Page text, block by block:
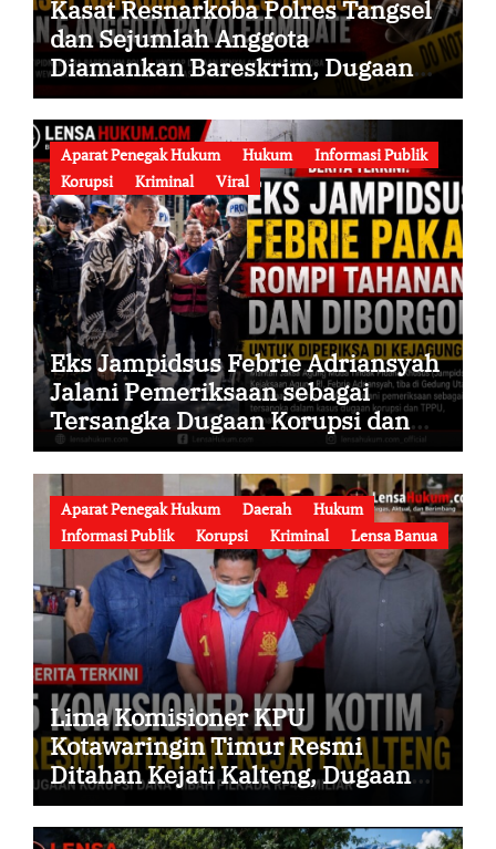
Kasat Resnarkoba Polres Tangsel
dan Sejumlah Anggota
Diamankan Bareskrim, Dugaan
Penyalahgunaan Narkoba serta
Penyalahgunaan Wewenang
Didalami
Aparat Penegak Hukum Hukum
Informasi Publik
Korupsi
Kriminal Viral
Eks Jampidsus Febrie Adriansyah
Jalani Pemeriksaan sebagai
Tersangka Dugaan Korupsi dan
TPPU, Datang ke Kejaksaan Agung
Mengenakan Rompi Tahanan
Aparat Penegak Hukum Daerah
Hukum
Informasi Publik
Korupsi Kriminal Lensa Banua
Lima Komisioner KPU
Kotawaringin Timur Resmi
Ditahan Kejati Kalteng, Dugaan
Korupsi Dana Hibah Pilkada Rp40
Miliar Memasuki Babak Baru